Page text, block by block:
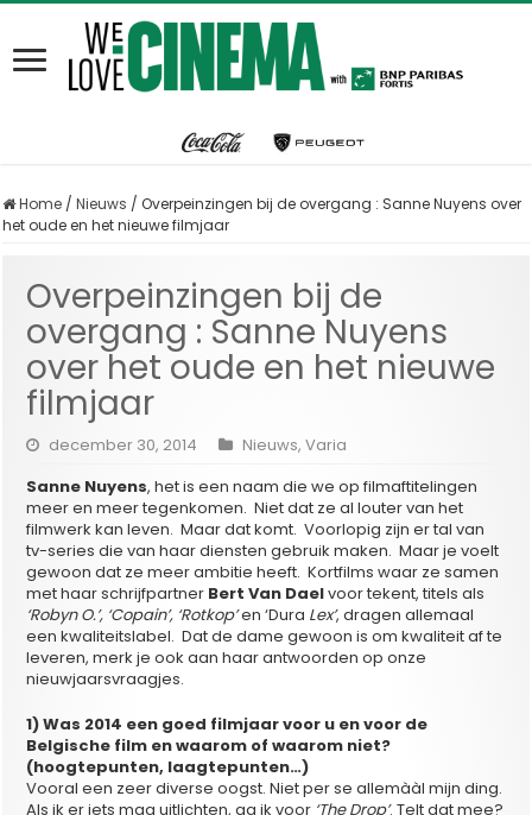
Home / Nieuws / Overpeinzingen bij de overgang : Sanne Nuyens over
het oude en het nieuwe filmjaar
Overpeinzingen bij de
overgang : Sanne Nuyens
over het oude en het nieuwe
filmjaar
december 30, 2014 Nieuws,Varia
Sanne Nuyens, het is een naam die we op filmaftitelingen
meer en meer tegenkomen. Niet dat ze al louter van het
filmwerk kan leven. Maar dat komt. Voorlopig zijn er tal van
tv-series die van haar diensten gebruik maken. Maar je voelt
gewoon dat ze meer ambitie heeft. Kortfilms waar ze samen
met haar schrijfpartner Bert Van Daelvoor tekent, titels als
‘Robyn O.’, ‘Copain’, ‘Rotkop’en ‘Dura Lex’, dragen allemaal
een kwaliteitslabel. Dat de dame gewoon is om kwaliteit af te
leveren, merk je ook aan haar antwoorden op onze
nieuwjaarsvraagjes.
1) Was 2014 een goed filmjaar voor u en voor de
Belgische film en waarom of waarom niet?
(hoogtepunten, laagtepunten…)
Vooral een zeer diverse oogst. Niet per se allemààl mijn ding.
Als ik er iets mag uitlichten, ga ik voor ‘The Drop’. Telt dat mee?